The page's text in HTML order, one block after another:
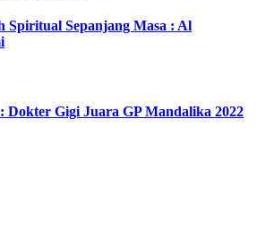
Spiritual Sepanjang Masa : Al
Dokter Gigi Juara GP Mandalika 2022